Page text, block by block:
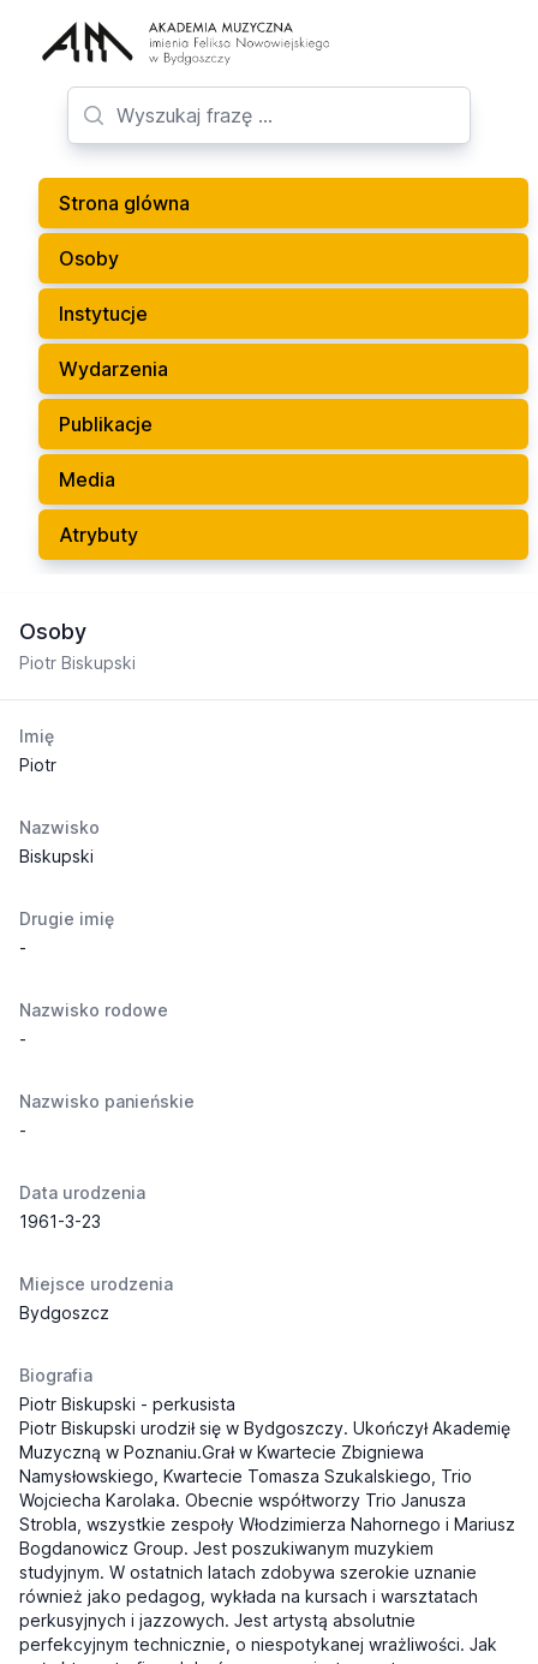
Strona glówna
Osoby
Instytucje
Wydarzenia
Publikacje
Media
Atrybuty
Osoby
Piotr Biskupski
Imię
Piotr
Nazwisko
Biskupski
Drugie imię
-
Nazwisko rodowe
-
Nazwisko panieńskie
-
Data urodzenia
1961-3-23
Miejsce urodzenia
Bydgoszcz
Biografia
Piotr Biskupski - perkusista
Piotr Biskupski urodził się w Bydgoszczy. Ukończył Akademię
Muzyczną w Poznaniu.Grał w Kwartecie Zbigniewa
Namysłowskiego, Kwartecie Tomasza Szukalskiego, Trio
Wojciecha Karolaka. Obecnie współtworzy Trio Janusza
Strobla, wszystkie zespoły Włodzimierza Nahornego i Mariusz
Bogdanowicz Group. Jest poszukiwanym muzykiem
studyjnym. W ostatnich latach zdobywa szerokie uznanie
również jako pedagog, wykłada na kursach i warsztatach
perkusyjnych i jazzowych. Jest artystą absolutnie
perfekcyjnym technicznie, o niespotykanej wrażliwości. Jak